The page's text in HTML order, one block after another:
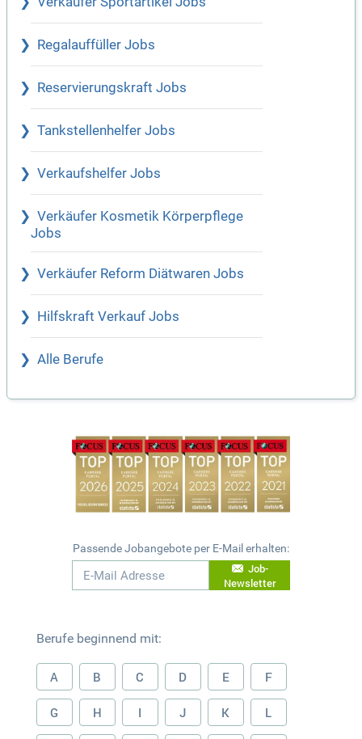
Regalauffüller Jobs
Reservierungskraft Jobs
Tankstellenhelfer Jobs
Verkaufshelfer Jobs
Verkäufer Kosmetik Körperpflege
Jobs
Verkäufer Reform Diätwaren Jobs
Hilfskraft Verkauf Jobs
Alle Berufe
Passende Jobangebote per E-Mail erhalten:
Job-
Newsletter
Berufe beginnend mit:
A B C D E F
G H I J K L